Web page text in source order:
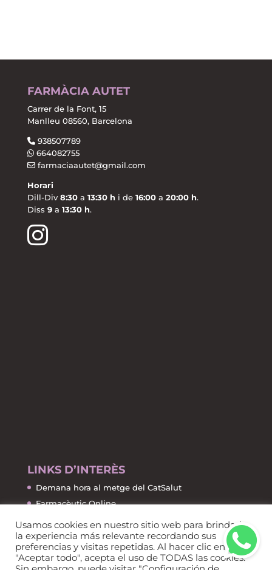
FARMÀCIA AUTET
Carrer de la Font, 15
Manlleu 08560, Barcelona
938507789
664082755
farmaciaautet@gmail.com
Horari
Dill-Div 8:30a 13:30 h i de 16:00a 20:00 h.
Diss 9 a 13:30 h.
LINKS D’INTERÈS
Demana hora al metge del CatSalut
Farmacèutic Online
La Salut de la A a la Z
Farmàcies de Guàrdia
Usamos cookies en nuestro sitio web para brindarle
la experiencia más relevante recordando sus
preferencias y visitas repetidas. Al hacer clic en
"Aceptar todo", acepta el uso de TODAS las cookies.